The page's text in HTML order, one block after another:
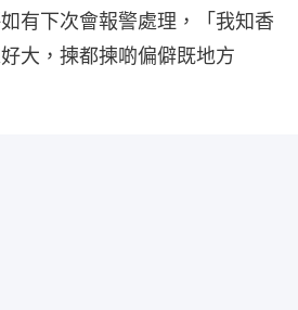
有下次會報警處理，「我知香
大，揀都揀啲偏僻既地方